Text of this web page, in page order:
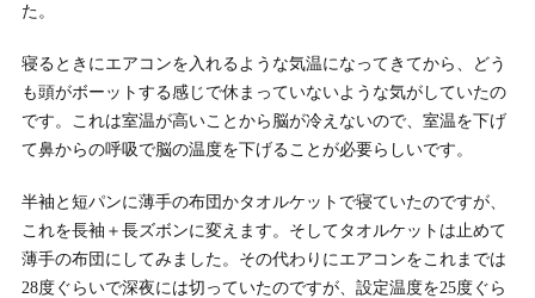
た。
寝るときにエアコンを入れるような気温になってきてから、どう
も頭がボーットする感じで休まっていないような気がしていたの
です。これは室温が高いことから脳が冷えないので、室温を下げ
て鼻からの呼吸で脳の温度を下げることが必要らしいです。
半袖と短パンに薄手の布団かタオルケットで寝ていたのですが、
これを長袖＋長ズボンに変えます。そしてタオルケットは止めて
薄手の布団にしてみました。その代わりにエアコンをこれまでは
28度ぐらいで深夜には切っていたのですが、設定温度を25度ぐら